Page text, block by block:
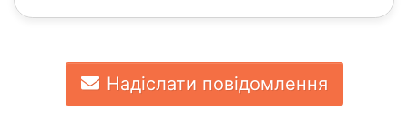
Надіслати повідомлення